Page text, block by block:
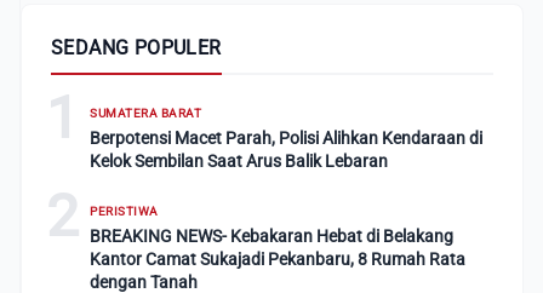
SEDANG POPULER
1 SUMATERA BARAT
Berpotensi Macet Parah, Polisi Alihkan Kendaraan di
Kelok Sembilan Saat Arus Balik Lebaran
2 PERISTIWA
BREAKING NEWS- Kebakaran Hebat di Belakang
Kantor Camat Sukajadi Pekanbaru, 8 Rumah Rata
dengan Tanah